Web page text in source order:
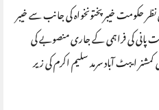
حکومت خیبر پختونخواہ کی جانب سے خیبر
پانی کی فراہمی کے جاری منصوبے کی
ایبٹ آباد سرمد سلیم اکرم کی زیر